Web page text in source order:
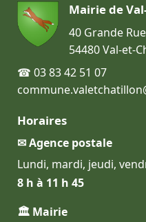
Mairie de
40 Grande Rue
54480 Val-et-
☎ 03 83 42 51 07
Horaires
✉ Agence postale
Lundi, mardi, jeudi,
8 h à 11 h 45
🏛 Mairie